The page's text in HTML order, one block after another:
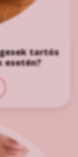
tartós
esetén?